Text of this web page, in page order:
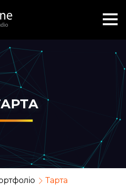
Тарта